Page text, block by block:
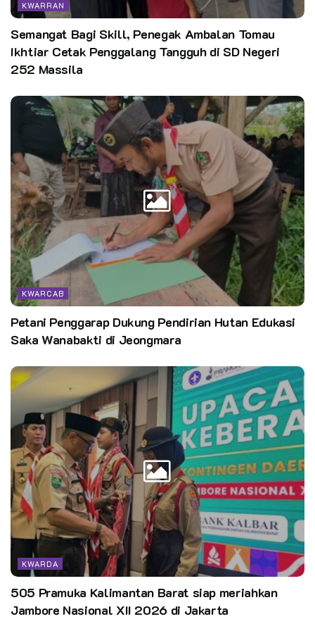
Kata Kunci: pramuka pewarta
KWARRAN
Semangat Bagi Skill, Penegak Ambalan Tomau
Ikhtiar Cetak Penggalang Tangguh di SD Negeri
252 Massila
KWARCAB
Petani Penggarap Dukung Pendirian Hutan Edukasi
Saka Wanabakti di Jeongmara
KWARDA
505 Pramuka Kalimantan Barat siap meriahkan
Jambore Nasional XII 2026 di Jakarta